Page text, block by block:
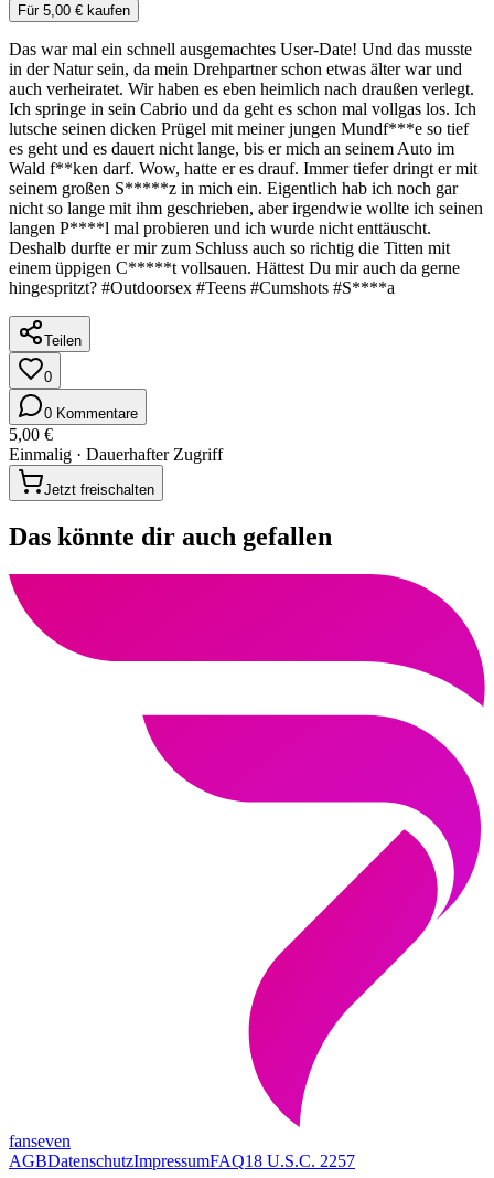
Für 5,00 € kaufen
Das war mal ein schnell ausgemachtes User-Date! Und das musste
in der Natur sein, da mein Drehpartner schon etwas älter war und
auch verheiratet. Wir haben es eben heimlich nach draußen verlegt.
Ich springe in sein Cabrio und da geht es schon mal vollgas los. Ich
lutsche seinen dicken Prügel mit meiner jungen Mundf***e so tief
es geht und es dauert nicht lange, bis er mich an seinem Auto im
Wald f**ken darf. Wow, hatte er es drauf. Immer tiefer dringt er mit
seinem großen S*****z in mich ein. Eigentlich hab ich noch gar
nicht so lange mit ihm geschrieben, aber irgendwie wollte ich seinen
langen P****l mal probieren und ich wurde nicht enttäuscht.
Deshalb durfte er mir zum Schluss auch so richtig die Titten mit
einem üppigen C*****t vollsauen. Hättest Du mir auch da gerne
hingespritzt? #Outdoorsex #Teens #Cumshots #S****a
Teilen
0
0 Kommentare
5,00 €
Einmalig · Dauerhafter Zugriff
Jetzt freischalten
Das könnte dir auch gefallen
fanseven
AGBDatenschutzImpressumFAQ18 U.S.C. 2257